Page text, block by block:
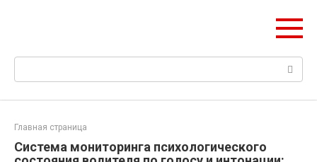
Поиск:
Главная страница
Система мониторинга психологического